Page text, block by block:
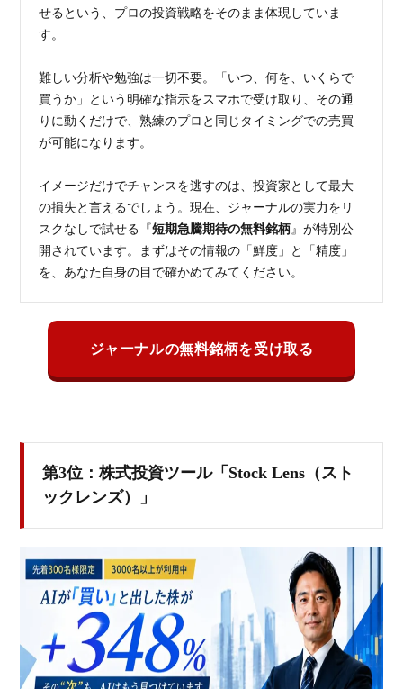
せるという、プロの投資戦略をそのまま体現していま
す。
難しい分析や勉強は一切不要。「いつ、何を、いくらで
買うか」という明確な指示をスマホで受け取り、その通
りに動くだけで、熟練のプロと同じタイミングでの売買
が可能になります。
イメージだけでチャンスを逃すのは、投資家として最大
の損失と言えるでしょう。現在、ジャーナルの実力をリ
スクなしで試せる『短期急騰期待の無料銘柄』が特別公
開されています。まずはその情報の「鮮度」と「精度」
を、あなた自身の目で確かめてみてください。
ジャーナルの無料銘柄を受け取る
第3位：株式投資ツール「Stock Lens（スト
ックレンズ）」